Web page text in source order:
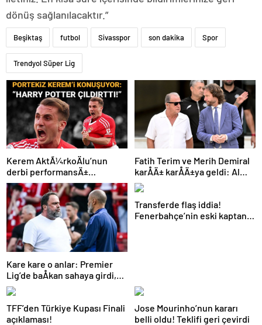
dönüş sağlanılacaktır.”
Beşiktaş futbol Sivasspor son dakika Spor
Trendyol Süper Lig
Kerem AktÃ¼rkoÄlu’nun
derbi performansÄ±
Portekiz’i bÃ¼yÃ¼ledi:
“Harry Potter Ã§Ä±ldÄ±rttÄ±!”
Fatih Terim ve Merih Demiral
karÅÄ± karÅÄ±ya geldi: Al
Shabab, Al Ahli’yi maÄlup etti
Kare kare o anlar: Premier
Lig’de baÅkan sahaya girdi,
teknik direktÃ¶rÃ¼
azarladÄ±!
Transferde flaş iddia!
Fenerbahçe’nin eski kaptanı
TFF’den Türkiye Kupası Finali
açıklaması!
Jose Mourinho’nun kararı
belli oldu! Teklifi geri çevirdi